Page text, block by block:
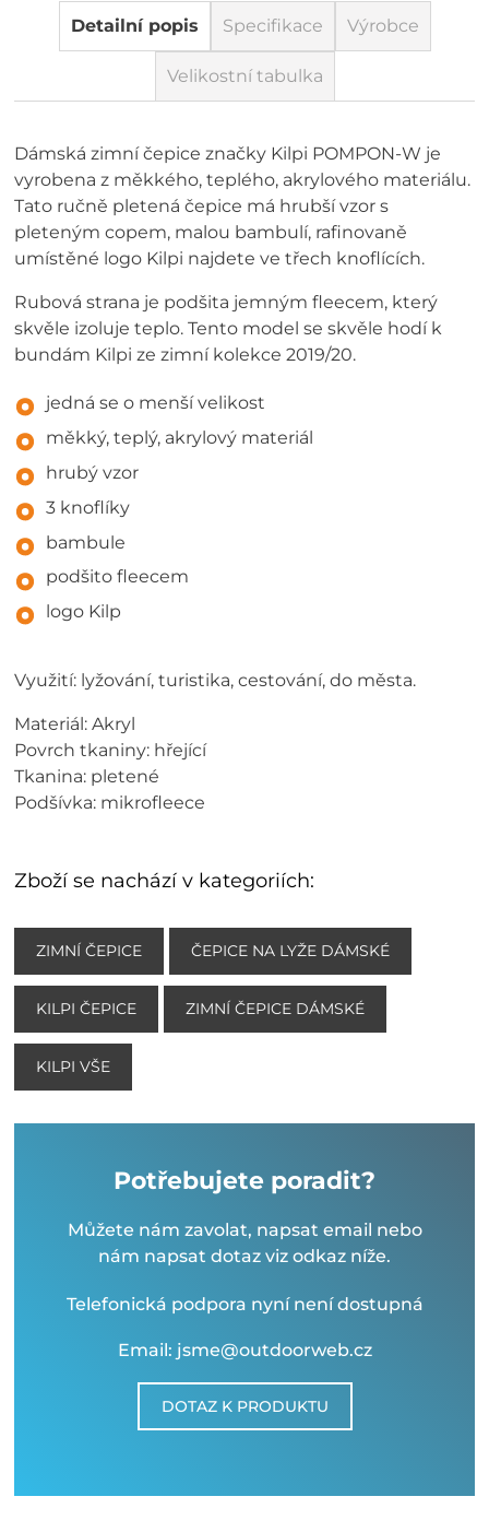
Detailní popis Specifikace Výrobce
Velikostní tabulka
Dámská zimní čepice značky Kilpi POMPON-W je
vyrobena z měkkého, teplého, akrylového materiálu.
Tato ručně pletená čepice má hrubší vzor s
pleteným copem, malou bambulí, rafinovaně
umístěné logo Kilpi najdete ve třech knoflících.
Rubová strana je podšita jemným fleecem, který
skvěle izoluje teplo. Tento model se skvěle hodí k
bundám Kilpi ze zimní kolekce 2019/20.
jedná se o menší velikost
měkký, teplý, akrylový materiál
hrubý vzor
3 knoflíky
bambule
podšito fleecem
logo Kilp
Využití: lyžování, turistika, cestování, do města.
Materiál: Akryl
Povrch tkaniny: hřející
Tkanina: pletené
Podšívka: mikrofleece
Zboží se nachází v kategoriích:
ZIMNÍ ČEPICE ČEPICE NA LYŽE DÁMSKÉ
KILPI ČEPICE ZIMNÍ ČEPICE DÁMSKÉ
KILPI VŠE
Potřebujete poradit?
Můžete nám zavolat, napsat email nebo
nám napsat dotaz viz odkaz níže.
Telefonická podpora nyní není dostupná
Email: jsme@outdoorweb.cz
DOTAZ K PRODUKTU